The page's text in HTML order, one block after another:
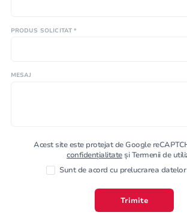
PRODUS SOLICITAT *
MESAJ
Acest site este protejat de Google
confidențialitateși Termenii de
Sunt de acord cu prelucrarea
Trimite